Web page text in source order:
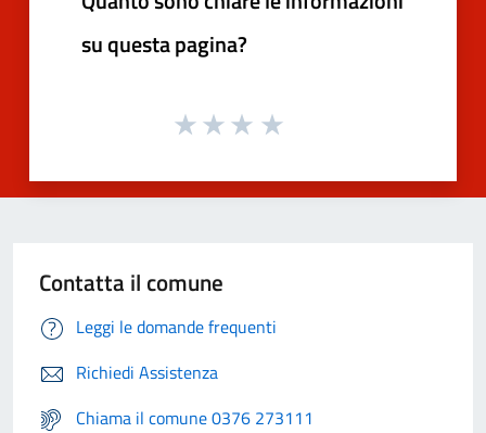
su questa pagina?
Contatta il comune
Leggi le domande frequenti
Richiedi Assistenza
Chiama il comune 0376 273111